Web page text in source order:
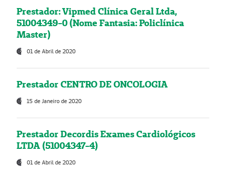
Prestador: Vipmed Clínica Geral Ltda,
51004349-0 (Nome Fantasia: Policlínica
Master)
01 de Abril de 2020
Prestador CENTRO DE ONCOLOGIA
15 de Janeiro de 2020
Prestador Decordis Exames Cardiológicos
LTDA (51004347-4)
01 de Abril de 2020